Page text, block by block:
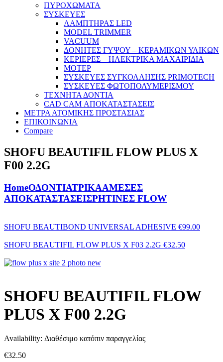
ΠΥΡΟΧΩΜΑΤΑ
ΣΥΣΚΕΥΕΣ
ΛΑΜΠΤΗΡΑΣ LED
MODEL TRIMMER
VACUUM
ΔΟΝΗΤΕΣ ΓΥΨΟΥ – ΚΕΡΑΜΙΚΩΝ ΥΛΙΚΩΝ
ΚΕΡΙΕΡΕΣ – ΗΛΕΚΤΡΙΚΑ ΜΑΧΑΙΡΙΔΙΑ
ΜΟΤΕΡ
ΣΥΣΚΕΥΕΣ ΣΥΓΚΟΛΛΗΣΗΣ PRIMOTECH
ΣΥΣΚΕΥΕΣ ΦΩΤΟΠΟΛΥΜΕΡΙΣΜΟΥ
ΤΕΧΝΗΤΑ ΔΟΝΤΙΑ
CAD CAM ΑΠΟΚΑΤΑΣΤΑΣΕΙΣ
ΜΕΤΡΑ ΑΤΟΜΙΚΗΣ ΠΡΟΣΤΑΣΙΑΣ
ΕΠΙΚΟΙΝΩΝΙΑ
Compare
SHOFU BEAUTIFIL FLOW PLUS X
F00 2.2G
HomeΟΔΟΝΤΙΑΤΡΙΚΑΑΜΕΣΕΣ
ΑΠΟΚΑΤΑΣΤΑΣΕΙΣΡΗΤΙΝΕΣ FLOW
SHOFU BEAUTIBOND UNIVERSAL ADHESIVE €99.00
SHOFU BEAUTIFIL FLOW PLUS X F03 2.2G €32.50
SHOFU BEAUTIFIL FLOW
PLUS X F00 2.2G
Availability: Διαθέσιμο κατόπιν παραγγελίας
€32.50